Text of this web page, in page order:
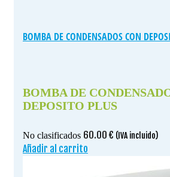
BOMBA DE CONDENSADOS CON
BOMBA DE
DEPOSITO PLUS
No clasificados 60.00 € (IVA incluido)
Añadir al carrito